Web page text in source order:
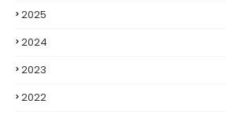
2025
2024
2023
2022